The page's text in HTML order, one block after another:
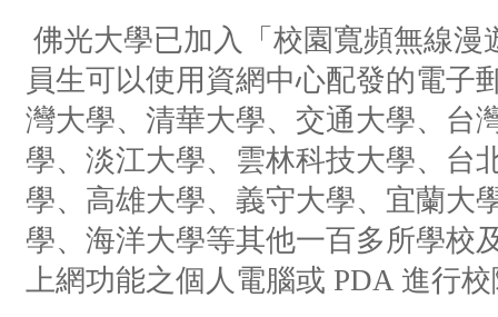
佛光大學已加入「校園寬頻無線漫
員生可以使用資網中心配發的電子
灣大學、清華大學、交通大學、台
學、淡江大學、雲林科技大學、台
學、高雄大學、義守大學、宜蘭大
學、海洋大學等其他一百多所學校
上網功能之個人電腦或 PDA 進行